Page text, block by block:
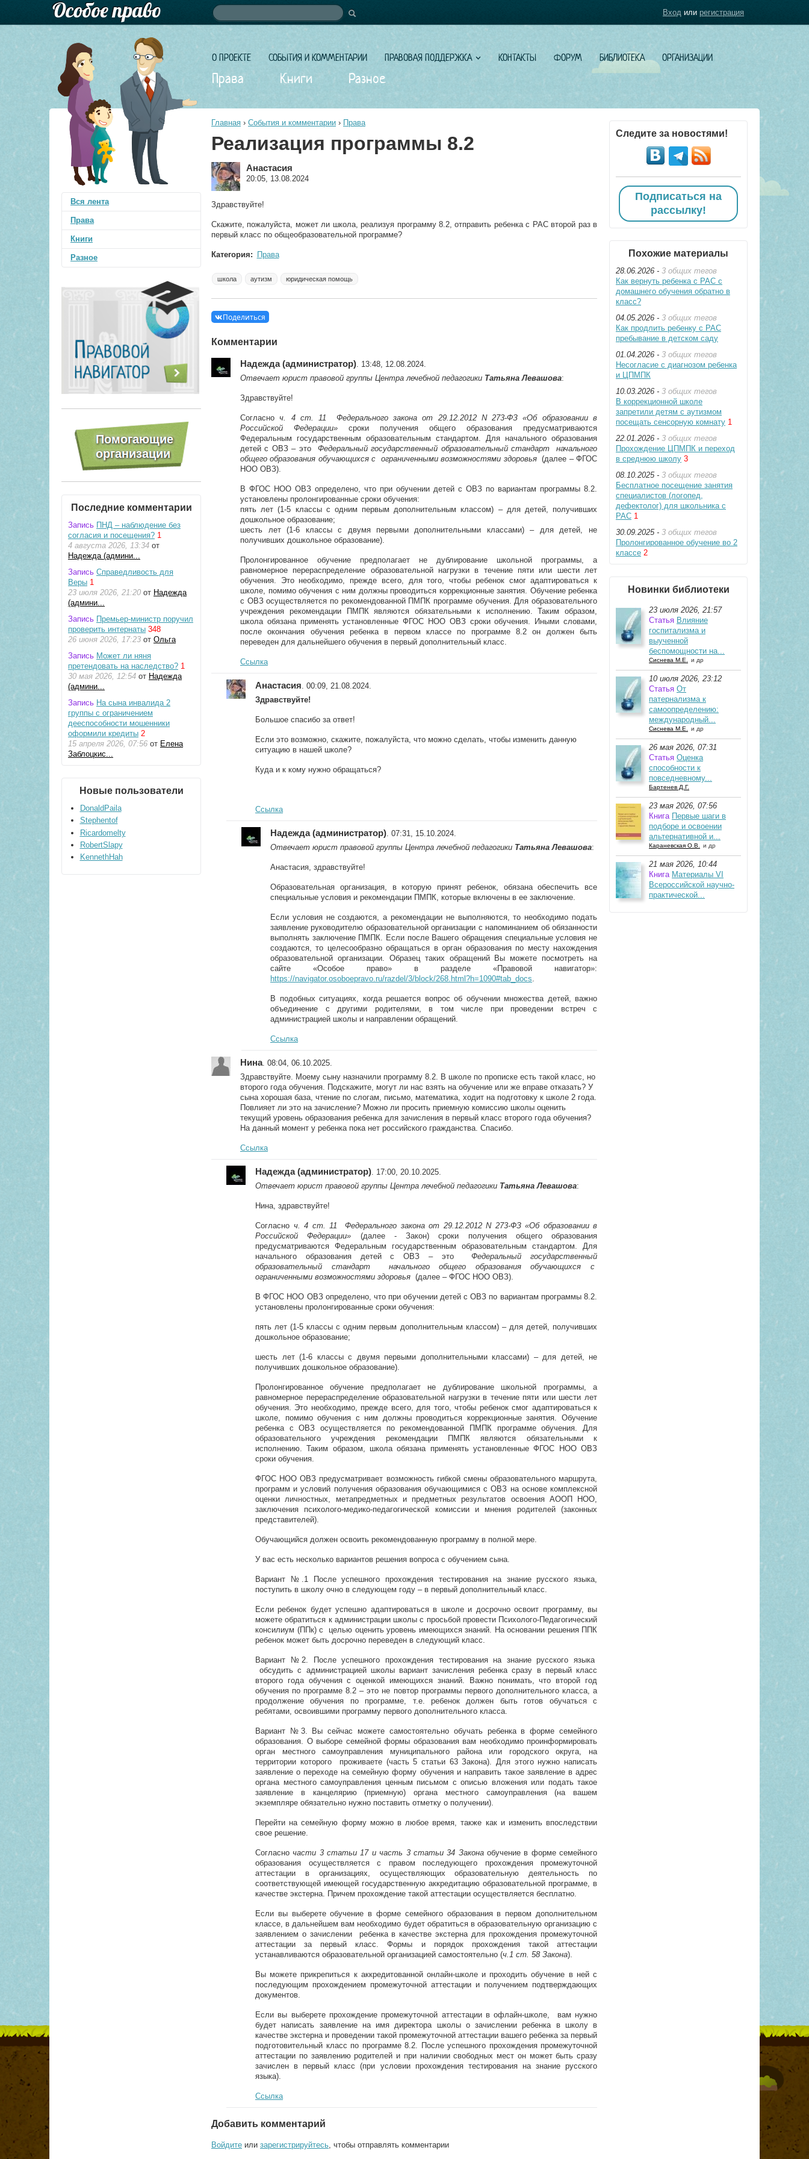
О ПРОЕКТЕ СОБЫТИЯ И КОММЕНТАРИИ ПРАВОВАЯ ПОДДЕРЖКА КОНТАКТЫ ФОРУМ БИБЛИОТЕКА ОРГАНИЗАЦИИ
Права Книги Разное
Форма поиска
Поиск Вход или регистрация
Главная › События и комментарии › Права
Реализация программы 8.2
Анастасия
20:05, 13.08.2024
Здравствуйте!
Скажите, пожалуйста, может ли школа, реализуя программу 8.2, отправить ребенка с РАС второй раз в
первый класс по общеобразовательной программе?
Категория: Права
школа аутизм юридическая помощь
Поделиться
Комментарии
Надежда (администратор) . 13:48, 12.08.2024.
Отвечает юрист правовой группы Центра лечебной педагогики Татьяна Левашова:
Здравствуйте!
Согласно ч. 4 ст. 11 Федерального закона от 29.12.2012 N 273-ФЗ «Об образовании в
Российской Федерации» сроки получения общего образования предусматриваются
Федеральным государственным образовательным стандартом. Для начального образования
детей с ОВЗ – это Федеральный государственный образовательный стандарт начального
общего образования обучающихся с ограниченными возможностями здоровья(далее – ФГОС
НОО ОВЗ).
В ФГОС НОО ОВЗ определено, что при обучении детей с ОВЗ по вариантам программы 8.2.
установлены пролонгированные сроки обучения:
пять лет (1-5 классы с одним первым дополнительным классом) – для детей, получивших
дошкольное образование;
шесть лет (1-6 классы с двумя первыми дополнительными классами) – для детей, не
получивших дошкольное образование).
Пролонгированное обучение предполагает не дублирование школьной программы, а
равномерное перераспределение образовательной нагрузки в течение пяти или шести лет
обучения. Это необходимо, прежде всего, для того, чтобы ребенок смог адаптироваться к
школе, помимо обучения с ним должны проводиться коррекционные занятия. Обучение ребенка
с ОВЗ осуществляется по рекомендованной ПМПК программе обучения. Для образовательного
учреждения рекомендации ПМПК являются обязательными к исполнению. Таким образом,
школа обязана применять установленные ФГОС НОО ОВЗ сроки обучения. Иными словами,
после окончания обучения ребенка в первом классе по программе 8.2 он должен быть
переведен для дальнейшего обучения в первый дополнительный класс.
Ссылка
Анастасия . 00:09, 21.08.2024.
Здравствуйте!
Большое спасибо за ответ!
Если это возможно, скажите, пожалуйста, что можно сделать, чтобы изменить данную
ситуацию в нашей школе?
Куда и к кому нужно обращаться?
Ссылка
Надежда (администратор) . 07:31, 15.10.2024.
Отвечает юрист правовой группы Центра лечебной педагогики Татьяна Левашова:
Анастасия, здравствуйте!
Образовательная организация, в которую принят ребенок, обязана обеспечить все
специальные условия и рекомендации ПМПК, которые включены в ее заключение.
Если условия не создаются, а рекомендации не выполняются, то необходимо подать
заявление руководителю образовательной организации с напоминанием об обязанности
выполнять заключение ПМПК. Если после Вашего обращения специальные условия не
создаются, то целесообразно обращаться в орган образования по месту нахождения
образовательной организации. Образец таких обращений Вы можете посмотреть на
сайте «Особое право» в разделе «Правовой навигатор»:
https://navigator.osoboepravo.ru/razdel/3/block/268.html?h=1090#tab_docs
В подобных ситуациях, когда решается вопрос об обучении множества детей, важно
объединение с другими родителями, в том числе при проведении встреч с
администрацией школы и направлении обращений.
Ссылка
Нина. 08:04, 06.10.2025.
Здравствуйте. Моему сыну назначили программу 8.2. В школе по прописке есть такой класс, но
второго года обучения. Подскажите, могут ли нас взять на обучение или же вправе отказать? У
сына хорошая база, чтение по слогам, письмо, математика, ходит на подготовку к школе 2 года.
Повлияет ли это на зачисление? Можно ли просить приемную комиссию школы оценить
текущий уровень образования ребенка для зачисления в первый класс второго года обучения?
На данный момент у ребенка пока нет российского гражданства. Спасибо.
Ссылка
Надежда (администратор) . 17:00, 20.10.2025.
Отвечает юрист правовой группы Центра лечебной педагогики Татьяна Левашова:
Нина, здравствуйте!
Согласно ч. 4 ст. 11 Федерального закона от 29.12.2012 N 273-ФЗ «Об образовании в
Российской Федерации» (далее - Закон) сроки получения общего образования
предусматриваются Федеральным государственным образовательным стандартом. Для
начального образования детей с ОВЗ – этоФедеральный государственный
образовательный стандарт начального общего образования обучающихся с
ограниченными возможностями здоровья (далее – ФГОС НОО ОВЗ).
В ФГОС НОО ОВЗ определено, что при обучении детей с ОВЗ по вариантам программы 8.2.
установлены пролонгированные сроки обучения:
пять лет (1-5 классы с одним первым дополнительным классом) – для детей, получивших
дошкольное образование;
шесть лет (1-6 классы с двумя первыми дополнительными классами) – для детей, не
получивших дошкольное образование).
Пролонгированное обучение предполагает не дублирование школьной программы, а
равномерное перераспределение образовательной нагрузки в течение пяти или шести лет
обучения. Это необходимо, прежде всего, для того, чтобы ребенок смог адаптироваться к
школе, помимо обучения с ним должны проводиться коррекционные занятия. Обучение
ребенка с ОВЗ осуществляется по рекомендованной ПМПК программе обучения. Для
образовательного учреждения рекомендации ПМПК являются обязательными к
исполнению. Таким образом, школа обязана применять установленные ФГОС НОО ОВЗ
сроки обучения.
ФГОС НОО ОВЗ предусматривает возможность гибкой смены образовательного маршрута,
программ и условий получения образования обучающимися с ОВЗ на основе комплексной
оценки личностных, метапредметных и предметных результатов освоения АООП НОО,
заключения психолого-медико-педагогической комиссии и мнения родителей (законных
представителей).
Обучающийся должен освоить рекомендованную программу в полной мере.
У вас есть несколько вариантов решения вопроса с обучением сына.
Вариант №.1 После успешного прохождения тестирования на знание русского языка,
поступить в школу очно в следующем году – в первый дополнительный класс.
Если ребенок будет успешно адаптироваться в школе и досрочно освоит программу, вы
можете обратиться к администрации школы с просьбой провести Психолого-Педагогический
консилиум (ППк) с целью оценить уровень имеющихся знаний. На основании решения ППК
ребенок может быть досрочно переведен в следующий класс.
Вариант №2. После успешного прохождения тестирования на знание русского языка
обсудить с администрацией школы вариант зачисления ребенка сразу в первый класс
второго года обучения с оценкой имеющихся знаний. Важно понимать, что второй год
обучения по программе 8.2 – это не повтор программы первого дополнительного класса, а
продолжение обучения по программе, т.е. ребенок должен быть готов обучаться с
ребятами, освоившими программу первого дополнительного класса.
Вариант №3. Вы сейчас можете самостоятельно обучать ребенка в форме семейного
образования. О выборе семейной формы образования вам необходимо проинформировать
орган местного самоуправления муниципального района или городского округа, на
территории которого проживаете (часть 5 статьи 63 Закона). Для этого нужно написать
заявление о переходе на семейную форму обучения и направить такое заявление в адрес
органа местного самоуправления ценным письмом с описью вложения или подать такое
заявление в канцелярию (приемную) органа местного самоуправления (на вашем
экземпляре обязательно нужно поставить отметку о получении).
Перейти на семейную форму можно в любое время, также как и изменить впоследствии
свое решение.
Согласно части 3 статьи 17 и часть 3 статьи 34 Законаобучение в форме семейного
образования осуществляется с правом последующего прохождения промежуточной
аттестации в организациях, осуществляющих образовательную деятельность по
соответствующей имеющей государственную аккредитацию образовательной программе, в
качестве экстерна. Причем прохождение такой аттестации осуществляется бесплатно.
Если вы выберете обучение в форме семейного образования в первом дополнительном
классе, в дальнейшем вам необходимо будет обратиться в образовательную организацию с
заявлением о зачислении ребенка в качестве экстерна для прохождения промежуточной
аттестации за первый класс. Формы и порядок прохождения такой аттестации
устанавливаются образовательной организацией самостоятельно (ч.1 ст. 58 Закона).
Вы можете прикрепиться к аккредитованной онлайн-школе и проходить обучение в ней с
последующим прохождением промежуточной аттестации и получением подтверждающих
документов.
Если вы выберете прохождение промежуточной аттестации в офлайн-школе, вам нужно
будет написать заявление на имя директора школы о зачислении ребенка в школу в
качестве экстерна и проведении такой промежуточной аттестации вашего ребенка за первый
подготовительный класс по программе 8.2. После успешного прохождения промежуточной
аттестации по заявлению родителей и при наличии свободных мест он может быть сразу
зачислен в первый класс (при условии прохождения тестирования на знание русского
языка).
Ссылка
Добавить комментарий
Войдите или зарегистрируйтесь , чтобы отправлять комментарии
Вся лента
Права
Книги
Разное
Последние комментарии
Запись ПНД – наблюдение без
согласия и посещения? 1
4 августа 2026, 13:34 от
Надежда (админи...
Запись Справедливость для
Веры 1
23 июля 2026, 21:20 от Надежда
(админи...
Запись Премьер-министр поручил
проверить интернаты 348
26 июня 2026, 17:23 от Ольга
Запись Может ли няня
претендовать на наследство? 1
30 мая 2026, 12:54 от Надежда
(админи...
Запись На сына инвалида 2
группы с ограничением
дееспособности мошенники
оформили кредиты 2
15 апреля 2026, 07:56 от Елена
Заблоцкис...
Новые пользователи
DonaldPaila
Stephentof
Ricardomelty
RobertSlapy
KennethHah
Следите за новостями!
Подписаться на
рассылку!
Похожие материалы
28.06.2026 - 3 общих тегов
Как вернуть ребенка с РАС с
домашнего обучения обратно в
класс?
04.05.2026 - 3 общих тегов
Как продлить ребенку с РАС
пребывание в детском саду
01.04.2026 - 3 общих тегов
Несогласие с диагнозом ребенка
и ЦПМПК
10.03.2026 - 3 общих тегов
В коррекционной школе
запретили детям с аутизмом
посещать сенсорную комнату 1
22.01.2026 - 3 общих тегов
Прохождение ЦПМПК и переход
в среднюю школу 3
08.10.2025 - 3 общих тегов
Бесплатное посещение занятия
специалистов (логопед,
дефектолог) для школьника с
РАС 1
30.09.2025 - 3 общих тегов
Пролонгированное обучение во 2
классе 2
Новинки библиотеки
23 июля 2026, 21:57
Статья Влияние
госпитализма и
выученной
беспомощности на...
Сиснева М.Е. и др
10 июля 2026, 23:12
Статья От
патернализма к
самоопределению:
международный...
Сиснева М.Е. и др
26 мая 2026, 07:31
Статья Оценка
способности к
повседневному...
Бартенев Д.Г.
23 мая 2026, 07:56
Книга Первые шаги в
подборе и освоении
альтернативной и...
Караневская О.В. и др
21 мая 2026, 10:44
Книга Материалы VI
Всероссийской научно-
практической...